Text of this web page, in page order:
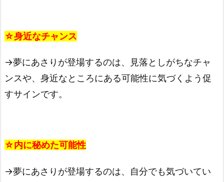
☆身近なチャンス
→夢にあさりが登場するのは、見落としがちなチャ
ンスや、身近なところにある可能性に気づくよう促
すサインです。
☆内に秘めた可能性
→夢にあさりが登場するのは、自分でも気づいてい